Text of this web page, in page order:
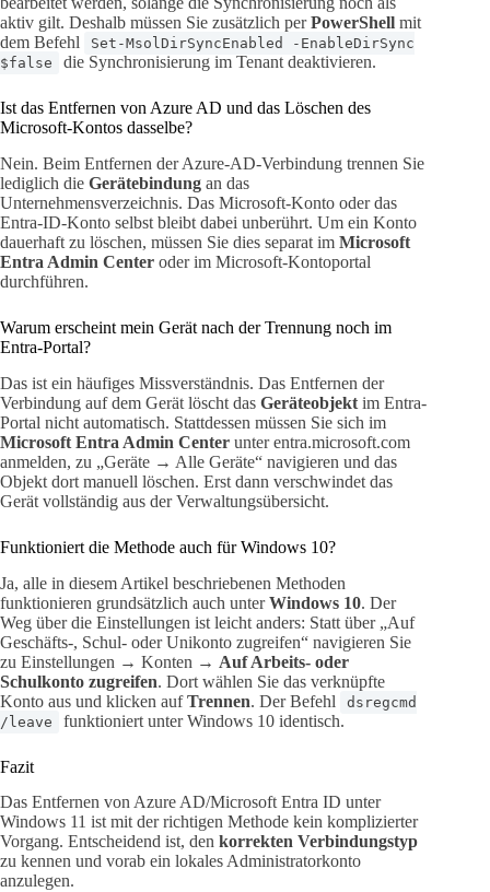
aktiv gilt. Deshalb müssen Sie zusätzlich perPowerShell mit
dem Befehl
Set-MsolDirSyncEnabled -EnableDirSync
$false
die Synchronisierung im Tenant deaktivieren.
Ist das Entfernen von Azure AD und das Löschen des
Microsoft-Kontos dasselbe?
Nein. Beim Entfernen der Azure-AD-Verbindung trennen Sie
lediglich die Gerätebindung an das
Unternehmensverzeichnis. Das Microsoft-Konto oder das
Entra-ID-Konto selbst bleibt dabei unberührt. Um ein Konto
dauerhaft zu löschen, müssen Sie dies separat im Microsoft
Entra Admin Center oder im Microsoft-Kontoportal
durchführen.
Warum erscheint mein Gerät nach der Trennung noch im
Entra-Portal?
Das ist ein häufiges Missverständnis. Das Entfernen der
Verbindung auf dem Gerät löscht das Geräteobjekt im Entra-
Portal nicht automatisch. Stattdessen müssen Sie sich im
Microsoft Entra Admin Center unter entra.microsoft.com
anmelden, zu „Geräte → Alle Geräte“ navigieren und das
Objekt dort manuell löschen. Erst dann verschwindet das
Gerät vollständig aus der Verwaltungsübersicht.
Funktioniert die Methode auch für Windows 10?
Ja, alle in diesem Artikel beschriebenen Methoden
funktionieren grundsätzlich auch unterWindows 10. Der
Weg über die Einstellungen ist leicht anders: Statt über „Auf
Geschäfts-, Schul- oder Unikonto zugreifen“ navigieren Sie
zu Einstellungen → Konten → Auf Arbeits- oder
Schulkonto zugreifen. Dort wählen Sie das verknüpfte
Konto aus und klicken aufTrennen. Der Befehl
dsregcmd
/leave
funktioniert unter Windows 10 identisch.
Fazit
Das Entfernen von Azure AD/Microsoft Entra ID unter
Windows 11 ist mit der richtigen Methode kein komplizierter
Vorgang. Entscheidend ist, den korrekten Verbindungstyp
zu kennen und vorab ein lokales Administratorkonto
anzulegen.